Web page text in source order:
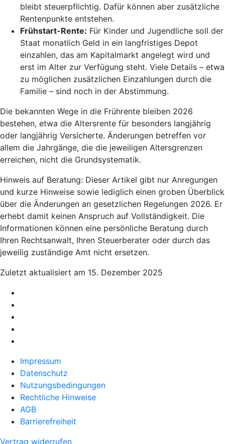
bleibt steuerpflichtig. Dafür können aber zusätzliche
Rentenpunkte entstehen.
Frühstart-Rente: Für Kinder und Jugendliche soll der
Staat monatlich Geld in ein langfristiges Depot
einzahlen, das am Kapitalmarkt angelegt wird und
erst im Alter zur Verfügung steht. Viele Details – etwa
zu möglichen zusätzlichen Einzahlungen durch die
Familie – sind noch in der Abstimmung.
Die bekannten Wege in die Frührente bleiben 2026
bestehen, etwa die Altersrente für besonders langjährig
oder langjährig Versicherte. Änderungen betreffen vor
allem die Jahrgänge, die die jeweiligen Altersgrenzen
erreichen, nicht die Grundsystematik.
Hinweis auf Beratung: Dieser Artikel gibt nur Anregungen
und kurze Hinweise sowie lediglich einen groben Überblick
über die Änderungen an gesetzlichen Regelungen 2026. Er
erhebt damit keinen Anspruch auf Vollständigkeit. Die
Informationen können eine persönliche Beratung durch
Ihren Rechtsanwalt, Ihren Steuerberater oder durch das
jeweilig zuständige Amt nicht ersetzen.
Zuletzt aktualisiert am 15. Dezember 2025
Impressum
Datenschutz
Nutzungsbedingungen
Rechtliche Hinweise
AGB
Barrierefreiheit
Vertrag widerrufen